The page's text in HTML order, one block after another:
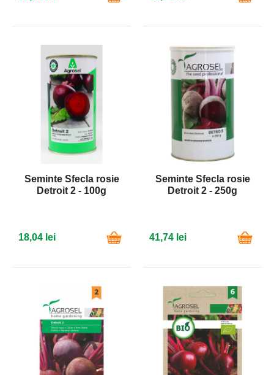
Seminte Sfecla rosie
Detroit 2 - 100g
18,04 lei
Seminte Sfecla rosie
Detroit 2 - 250g
41,74 lei